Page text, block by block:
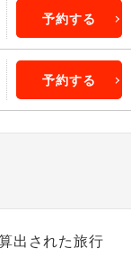
予約する
予約する
出された旅行